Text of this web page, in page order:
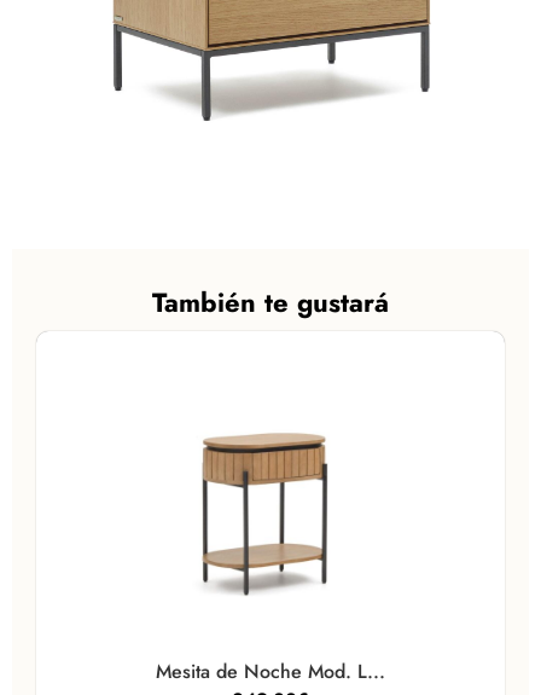
También te gustará
Mesita de Noche Mod. L...